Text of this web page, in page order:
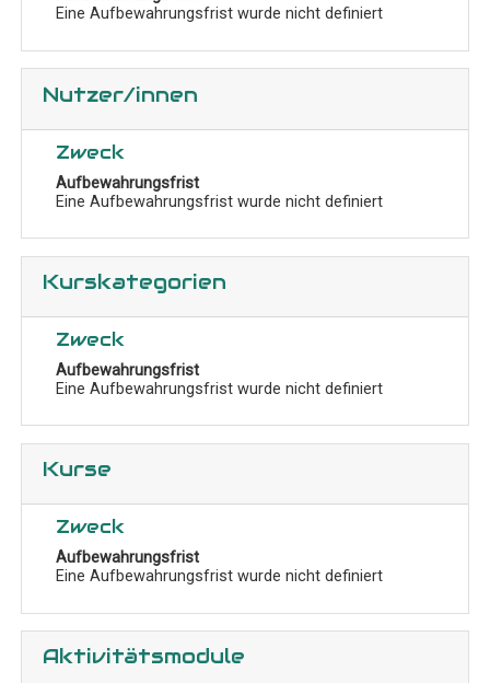
Eine Aufbewahrungsfrist wurde nicht definiert
Nutzer/innen
Zweck
Aufbewahrungsfrist
Eine Aufbewahrungsfrist wurde nicht definiert
Kurskategorien
Zweck
Aufbewahrungsfrist
Eine Aufbewahrungsfrist wurde nicht definiert
Kurse
Zweck
Aufbewahrungsfrist
Eine Aufbewahrungsfrist wurde nicht definiert
Aktivitätsmodule